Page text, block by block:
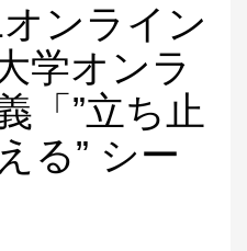
オンライン
学オンラ
「”立ち止
る” シー